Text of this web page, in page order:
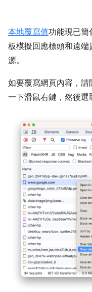
本地覆寫值功能現已簡
板模擬回應標頭和遠
源。
如要覆寫網頁內容，請
一下滑鼠右鍵，然後